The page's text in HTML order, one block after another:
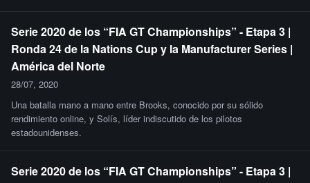
Serie 2020 de los “FIA GT Championships” - Etapa 3 |
Ronda 24 de la Nations Cup y la Manufacturer Series |
América del Norte
28/07, 2020
Una batalla mano a mano entre Brooks, conocido por su sólido
rendimiento online, y Solís, líder indiscutido de los pilotos
estadounidenses.
Serie 2020 de los “FIA GT Championships” - Etapa 3 |